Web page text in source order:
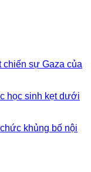
chiến sự Gaza của
học sinh kẹt dưới
khủng bố nội